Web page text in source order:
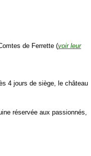
de Ferrette (voir leur
4 jours de siège, le château
réservée aux passionnés,